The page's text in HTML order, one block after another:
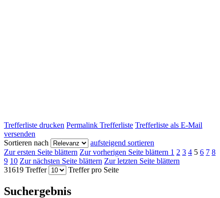
Trefferliste drucken Permalink Trefferliste Trefferliste als E-Mail
versenden
Sortieren nach
aufsteigend sortieren
Zur ersten Seite blättern Zur vorherigen Seite blättern 1 2 3 4 5 6 7 8
9 10 Zur nächsten Seite blättern Zur letzten Seite blättern
31619 Treffer
Treffer pro Seite
Suchergebnis